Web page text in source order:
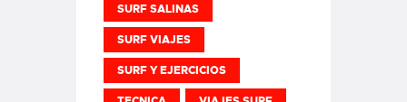
SURF SALINAS
SURF VIAJES
SURF Y EJERCICIOS